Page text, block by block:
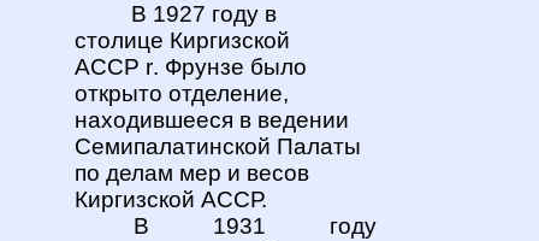
В 1927 году в
столице Киргизской
АССР r. Фрунзе было
открыто отделение,
находившееся в ведении
Семипалатинской Палаты
по делам мер и весов
Киргизской АССР.
В 1931 году